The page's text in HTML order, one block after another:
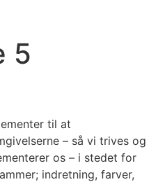
5
til at
– så vi trives og
os – i stedet for
indretning, farver,